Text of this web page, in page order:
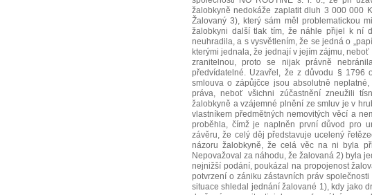
žalobkyně nedokáže zaplatit dluh 3 000 000
Žalovaný 3), který sám měl problematickou
žalobkyni další tlak tím, že náhle přijel k ní
neuhradila, a s vysvětlením, že se jedná o
kterými jednala, že jednají v jejím zájmu,
zranitelnou, proto se nijak právně
předvídatelné. Uzavřel, že z důvodu § 1796
smlouva o zápůjčce jsou absolutně
práva, neboť všichni zúčastnění zneužili
žalobkyně a vzájemné plnění ze smluv je v
vlastníkem předmětných nemovitých věcí a
proběhla, čímž je naplněn první důvod pro
závěru, že celý děj představuje ucelený
názoru žalobkyně, že celá věc na ni byla
Nepovažoval za náhodu, že žalovaná 2) byla
nejnižší podání, poukázal na propojenost
potvrzení o zániku zástavních práv
situace shledal jednání žalované 1), kdy jako